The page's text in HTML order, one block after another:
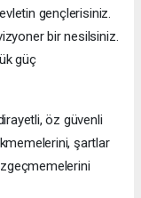
gençlerisiniz.
bir nesilsiniz.
güç
öz güvenli
şartlar